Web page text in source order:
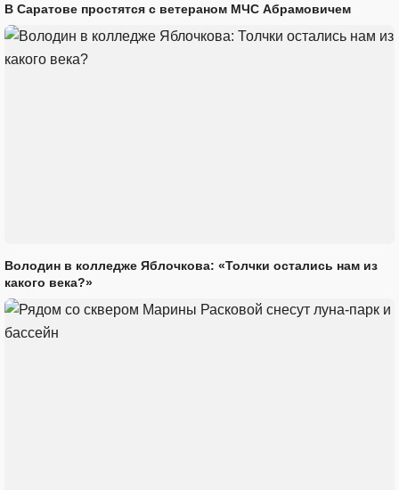
В Саратове простятся с ветераном МЧС Абрамовичем
Володин в колледже Яблочкова: «Толчки остались нам из
какого века?»